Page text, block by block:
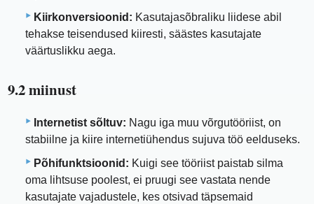
Kiirkonversioonid: Kasutajasõbraliku liidese abil
tehakse teisendused kiiresti, säästes kasutajate
väärtuslikku aega.
9.2 miinust
Internetist sõltuv: Nagu iga muu võrgutööriist, on
stabiilne ja kiire internetiühendus sujuva töö eelduseks.
Põhifunktsioonid: Kuigi see tööriist paistab silma
oma lihtsuse poolest, ei pruugi see vastata nende
kasutajate vajadustele, kes otsivad täpsemaid